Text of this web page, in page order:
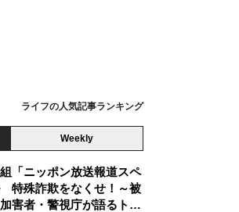
ライフの人気記事ランキング
Weekly
「ニッポン放送報道スペ
特殊詐欺をなくせ！～被
害者・警視庁が語るトク